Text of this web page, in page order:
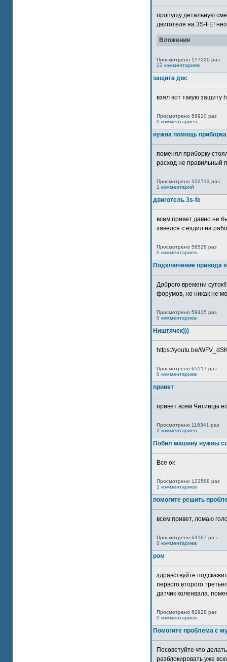
пропущу детальную
двиготеля на 3S-FE!
Вложения
Просмотрено 177220 раз
23 комментариев
защита двс
взял вот такую защиту
Просмотрено 58910 раз
0 комментариев
нужна помощь
поменял приборку
расход не правильный
Просмотрено 102713 раз
1 комментарий
двиготель 3s-fe
всем привет давно не
завелся с ездил на
Просмотрено 58528 раз
0 комментариев
Подключение привода
Доброго времени
форумов, но никак не
Просмотрено 59415 раз
0 комментариев
Ништячек)))
https://youtu.be/
Просмотрено 65517 раз
0 комментариев
привет
привет всем Читинцы
Просмотрено 116341 раз
2 комментариев
Побил машину нужны
Все ок
Просмотрено 123588 раз
2 комментариев
помогите решить
всем привет, ломаю
Просмотрено 63167 раз
0 комментариев
ром
датчик коленвала.
Просмотрено 62928 раз
0 комментариев
Помогите проблема с
Посоветуйте что
разблокировать уже